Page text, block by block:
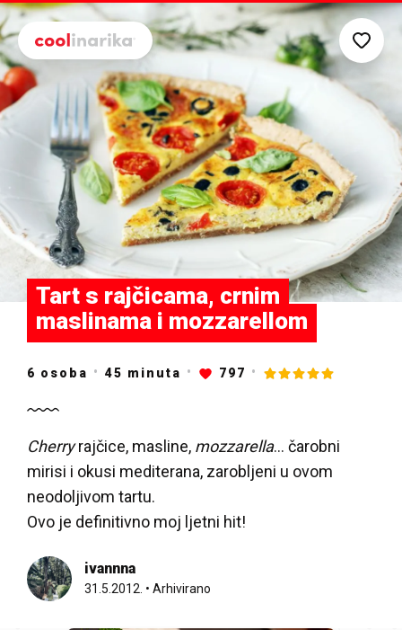
Preskoči na glavni sadržaj
Tart s rajčicama, crnim
maslinama i mozzarellom
6 osoba 45 minuta 797
Cherryrajčice, masline, mozzarella... čarobni
mirisi i okusi mediterana, zarobljeni u ovom
neodoljivom tartu.
Ovo je definitivno moj ljetni hit!
ivannna
31.5.2012. • Arhivirano